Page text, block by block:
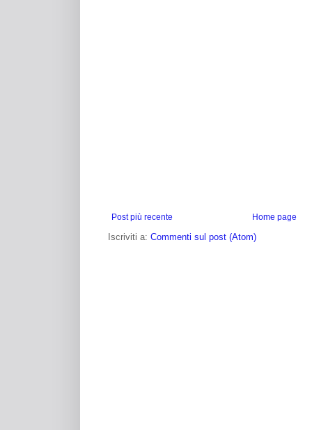
Post più recente Home page
Iscriviti a: Commenti sul post (Atom)